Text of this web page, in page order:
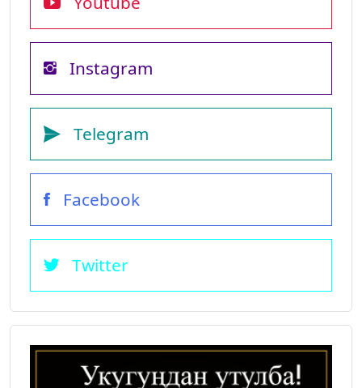
Instagram
Telegram
Facebook
Twitter